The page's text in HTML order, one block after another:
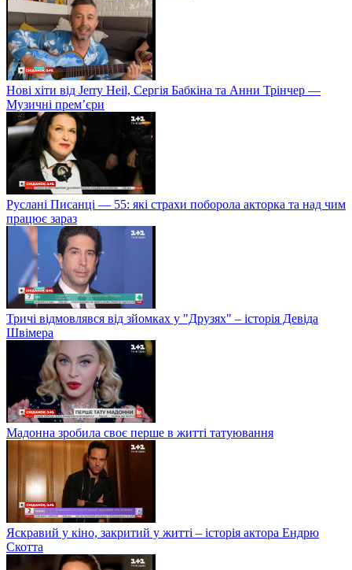
Нові хіти від Jerry Heil, Сергія Бабкіна та Анни Трінчер —
Музичні прем’єри
Руслані Писанці — 55: які страхи поборола акторка та над чим
працює зараз
Тричі відмовлявся від зйомках у "Друзях" – історія Девіда
Швімера
Мадонна зробила своє перше в житті татуювання
Яскравий у кіно, закритий у житті – історія актора Ендрю
Скотта